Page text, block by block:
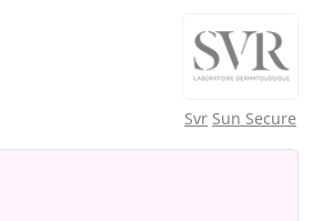
Svr Sun Secure